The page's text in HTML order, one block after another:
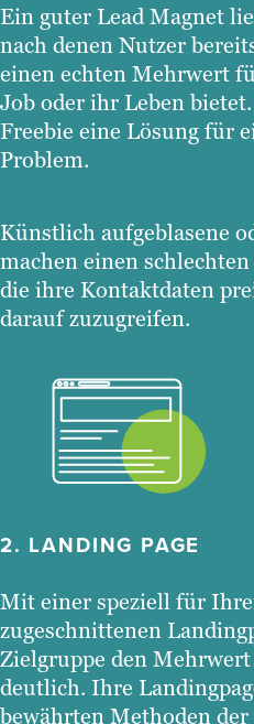
Ein guter Lead Magnet
nach denen Nutzer
einen echten Mehrwert
Job oder ihr Leben
Freebie eine Lösung für
Problem.
Künstlich aufgeblasene
machen einen
die ihre Kontaktdaten
darauf zuzugreifen.
2. LANDING PAGE
Mit einer speziell für
zugeschnittenen
Zielgruppe den
deutlich. Ihre
bewährten Methoden der